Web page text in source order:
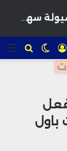
للبحث الوضع
المظلم
تسجيل
الدخول
باول